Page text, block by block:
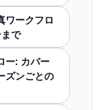
ワークフロ
で
ー: カバー
ズンごとの